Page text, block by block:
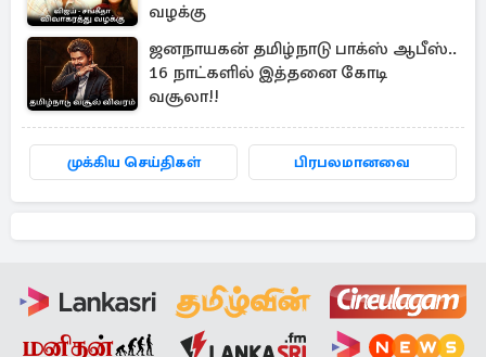
வழக்கு
ஜனநாயகன் தமிழ்நாடு பாக்ஸ் ஆபீஸ்..
16 நாட்களில் இத்தனை கோடி
வசூலா!!
முக்கிய செய்திகள் பிரபலமானவை